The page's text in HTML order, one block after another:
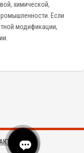
химической,
Если
модификации,